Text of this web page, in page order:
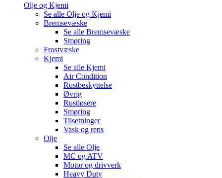
Olje og Kjemi
Se alle Olje og Kjemi
Bremsevæske
Se alle Bremsevæske
Smøring
Frostvæske
Kjemi
Se alle Kjemi
Air Condition
Rustbeskyttelse
Øvrig
Rustløsere
Smøring
Tilsetninger
Vask og rens
Olje
Se alle Olje
MC og ATV
Motor og drivverk
Heavy Duty